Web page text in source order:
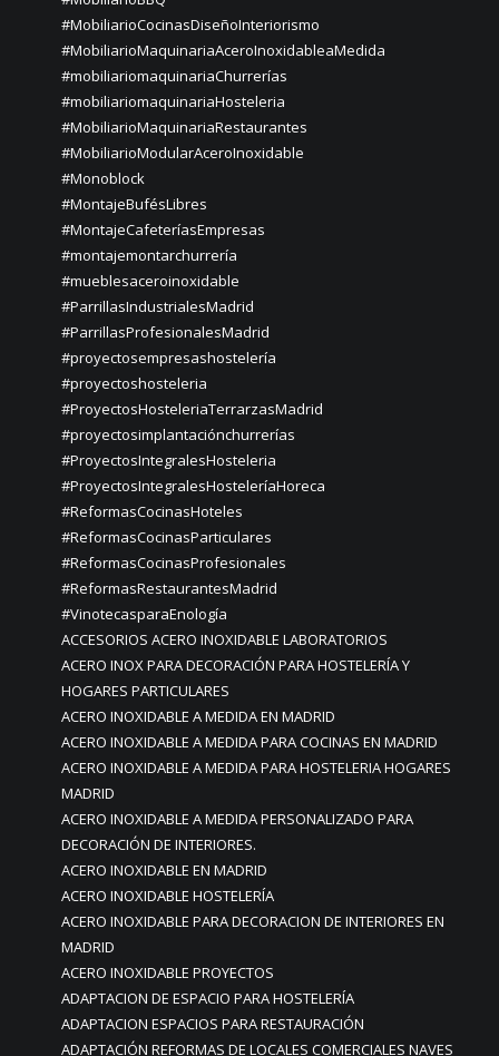
#MobiliarioCocinasDiseñoInteriorismo
#MobiliarioMaquinariaAceroInoxidableaMedida
#mobiliariomaquinariaChurrerías
#mobiliariomaquinariaHosteleria
#MobiliarioMaquinariaRestaurantes
#MobiliarioModularAceroInoxidable
#Monoblock
#MontajeBufésLibres
#MontajeCafeteríasEmpresas
#montajemontarchurrería
#mueblesaceroinoxidable
#ParrillasIndustrialesMadrid
#ParrillasProfesionalesMadrid
#proyectosempresashostelería
#proyectoshosteleria
#ProyectosHosteleriaTerrarzasMadrid
#proyectosimplantaciónchurrerías
#ProyectosIntegralesHosteleria
#ProyectosIntegralesHosteleríaHoreca
#ReformasCocinasHoteles
#ReformasCocinasParticulares
#ReformasCocinasProfesionales
#ReformasRestaurantesMadrid
#VinotecasparaEnología
ACCESORIOS ACERO INOXIDABLE LABORATORIOS
ACERO INOX PARA DECORACIÓN PARA HOSTELERÍA Y
HOGARES PARTICULARES
ACERO INOXIDABLE A MEDIDA EN MADRID
ACERO INOXIDABLE A MEDIDA PARA COCINAS EN MADRID
ACERO INOXIDABLE A MEDIDA PARA HOSTELERIA HOGARES
MADRID
ACERO INOXIDABLE A MEDIDA PERSONALIZADO PARA
DECORACIÓN DE INTERIORES.
ACERO INOXIDABLE EN MADRID
ACERO INOXIDABLE HOSTELERÍA
ACERO INOXIDABLE PARA DECORACION DE INTERIORES EN
MADRID
ACERO INOXIDABLE PROYECTOS
ADAPTACION DE ESPACIO PARA HOSTELERÍA
ADAPTACION ESPACIOS PARA RESTAURACIÓN
ADAPTACIÓN REFORMAS DE LOCALES COMERCIALES NAVES